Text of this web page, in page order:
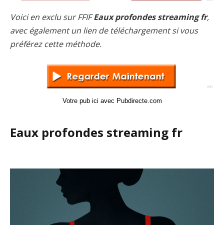
Voici en exclu sur FFIFEaux profondes streaming fr,
avec également un lien de téléchargement si vous
préférez cette méthode.
Votre pub ici avec Pubdirecte.com
Eaux profondes streaming fr